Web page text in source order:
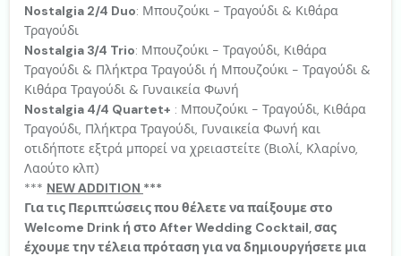
Nostalgia 2/4 Duo: Μπουζούκι - Τραγούδι & Κιθάρα
Τραγούδι
Nostalgia 3/4 Trio: Μπουζούκι - Τραγούδι, Κιθάρα
Τραγούδι & Πλήκτρα Τραγούδι ή Μπουζούκι - Τραγούδι &
Κιθάρα Τραγούδι & Γυναικεία Φωνή
Nostalgia 4/4 Quartet+ : Μπουζούκι - Τραγούδι, Κιθάρα
Τραγούδι, Πλήκτρα Τραγούδι, Γυναικεία Φωνή και
οτιδήποτε εξτρά μπορεί να χρειαστείτε (Βιολί, Κλαρίνο,
Λαούτο κλπ)
*** NEW ΑDDITION ***
Για τις Περιπτώσεις που θέλετε να παίξουμε στο
Welcome Drink ή στο After Wedding Cocktail, σας
έχουμε την τέλεια πρόταση για να δημιουργήσετε μια